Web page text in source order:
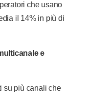
che usano
il 14% in più di
e
su più canali che